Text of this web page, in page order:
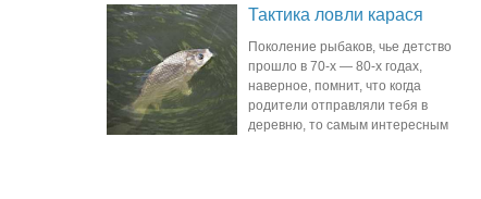
Тактика ловли карася
Поколение рыбаков, чье детство
прошло в 70-х — 80-х годах,
наверное, помнит, что когда
родители отправляли тебя в
деревню, то самым интересным